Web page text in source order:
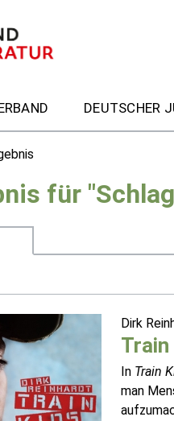
DEUTSCHER
für
Dirk
In Train
man